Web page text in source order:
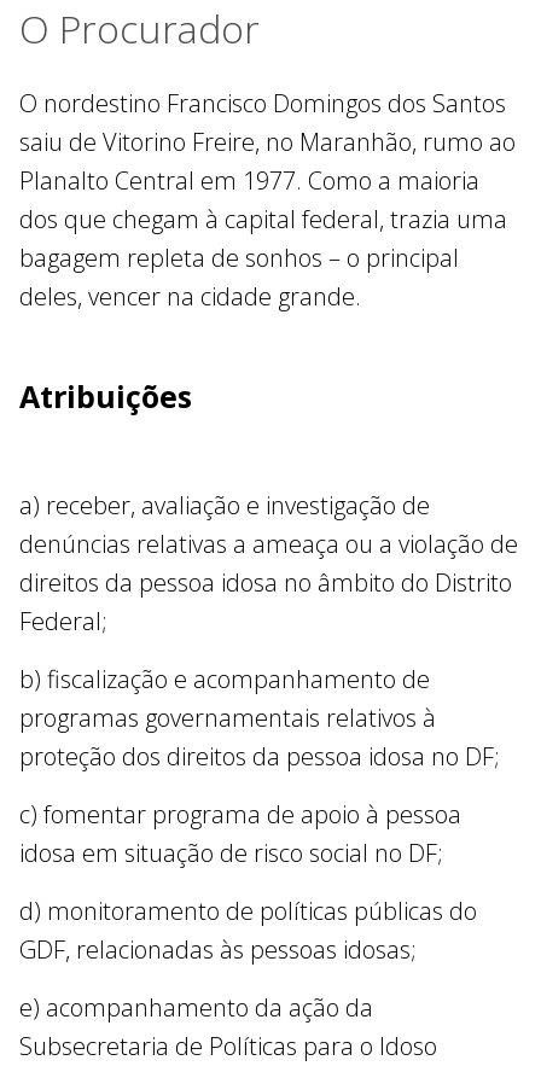
O Procurador
O nordestino Francisco Domingos dos Santos
saiu de Vitorino Freire, no Maranhão, rumo ao
Planalto Central em 1977. Como a maioria
dos que chegam à capital federal, trazia uma
bagagem repleta de sonhos – o principal
deles, vencer na cidade grande.
Atribuições
a) receber, avaliação e investigação de
denúncias relativas a ameaça ou a violação de
direitos da pessoa idosa no âmbito do Distrito
Federal;
b) fiscalização e acompanhamento de
programas governamentais relativos à
proteção dos direitos da pessoa idosa no DF;
c) fomentar programa de apoio à pessoa
idosa em situação de risco social no DF;
d) monitoramento de políticas públicas do
GDF, relacionadas às pessoas idosas;
e) acompanhamento da ação da
Subsecretaria de Políticas para o Idoso